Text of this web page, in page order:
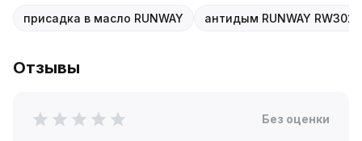
присадка в масло RUNWAY антидым RUNWAY RW3028
Отзывы
Без оценки